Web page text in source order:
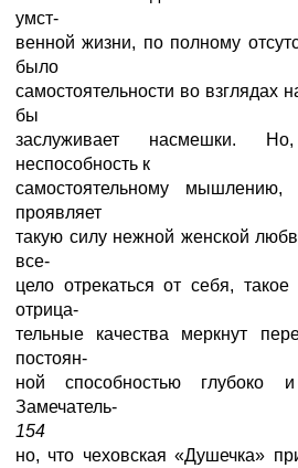
умст-
венной жизни, по полному
было
самостоятельности во взглядах
бы
заслуживает насмешки.
неспособность к
самостоятельному
проявляет
такую силу нежной женской
все-
цело отрекаться от себя,
отрица-
тельные качества меркнут
постоян-
ной способностью глубоко
Замечатель-
154
но, что чеховская «Душечка»